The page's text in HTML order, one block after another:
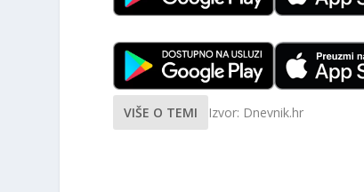
VIŠE O TEMI Izvor: Dnevnik.hr